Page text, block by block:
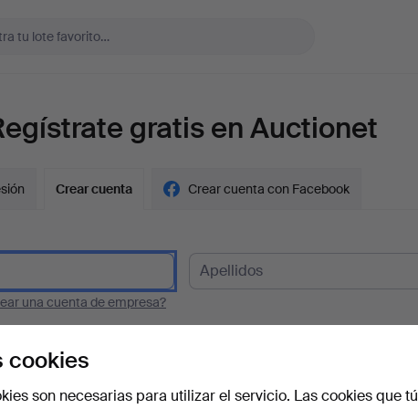
gratis en Auctionet
Crear cuenta Crear cuenta con Facebook
una cuenta de empresa?
cookies
son necesarias para utilizar el servicio. Las cookies que tú